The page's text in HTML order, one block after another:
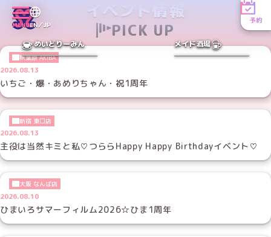
MENUEN／JP
予約
めいどりーみん メイド酒場
イベント情報
PICK UP
秋葉原 AKIBA
2026.08.13
いちご・爆・あめりちゃん・祝1周年
新宿 東口店
2026.08.13
主役は当然キミと私♡つららHappy Happy Birthdayイベント♡
大阪 なんば店
2026.08.10
ひまいろサマーフィルム2026☆ひま1周年